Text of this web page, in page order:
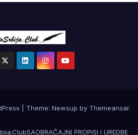
Theme: Newsup by Themeansar.
SAOBRAĆAJNI PROPISI I UREDBE